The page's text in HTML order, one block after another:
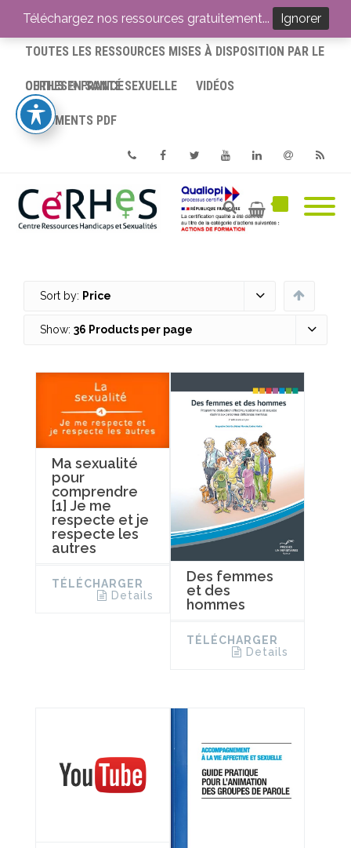
ACCUEIL
TOUTES LES RESSOURCES MISES À DISPOSITION PAR LE
CERHES® FRANCE
OUTILS EN SANTÉ SEXUELLE VIDÉOS
DOCUMENTS PDF
PhoneFacebookTwitterYoutube
Sort by: Price
Show: 36 Products per page
Ma sexualité
pour
comprendre
[1] Je me
respecte et je
respecte les
autres
TÉLÉCHARGER
Details
Des femmes
et des
hommes
TÉLÉCHARGER
Details
Téléchargez nos ressources gratuitement... Ignorer